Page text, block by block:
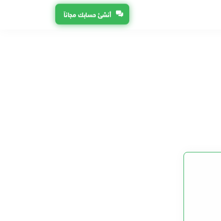
أنشئ حسابك مجاناً